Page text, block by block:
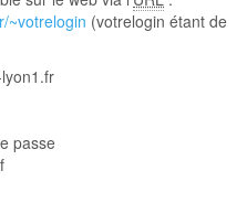
~votrelogin (votrelogin étant de
passe